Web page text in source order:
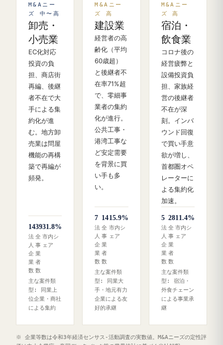
M&Aニー
ズ 中〜高
卸売・
小売業
EC化対応
投資の負
担、商店街
再編、後継
者不在で大
手による集
約化が進
む。地方卸
売業は問屋
機能の再構
築で再編が
頻発。
14
法
人
企
業
数
39
全
事
業
者
数
31.8%
市内シ
ェア
主な案件類
型: 同業上
位企業・商社
による集約
M&Aニー
ズ 高
建設業
経営者の高
齢化（平均
60歳超）
と後継者不
在率71%超
で、零細事
業者の集約
化が進行。
公共工事・
港湾工事な
ど安定需要
を背景に買
い手も多
い。
7
法
人
企
業
数
14
全
事
業
者
数
15.9%
市内シ
ェア
主な案件類
型: 同業大
手・地元有力
企業による友
好的承継
M&Aニー
ズ 高
宿泊・
飲食業
コロナ後の
経営疲弊と
設備投資負
担、家族経
営の後継者
不在が深
刻。インバ
ウンド回復
で買い手意
欲が増し、
首都圏オペ
レーターに
よる集約化
加速。
5
法
人
企
業
数
28
全
事
業
者
数
11.4%
市内シ
ェア
主な案件類
型: 宿泊・
外食チェーン
による事業承
継
※ 企業等数は令和3年経済センサス‐活動調査の実数値。M&Aニーズの定性評